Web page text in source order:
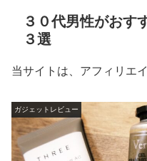
３０代男性がおす
３選
当サイトは、アフィリエ
ガジェットレビュー